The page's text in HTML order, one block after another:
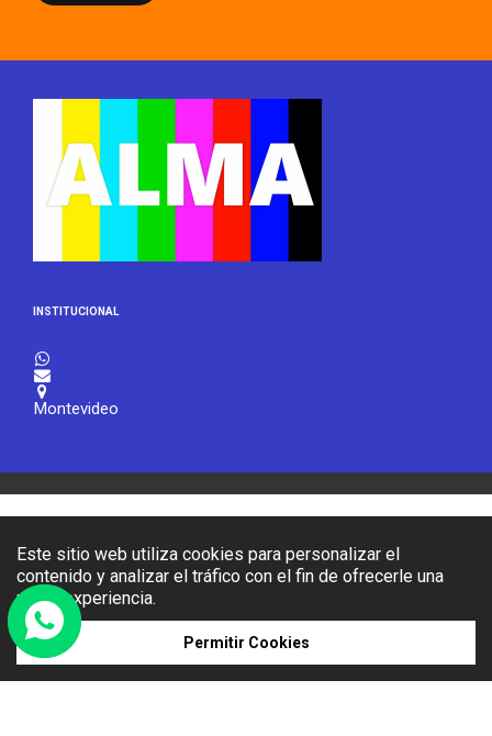
INSTITUCIONAL



Montevideo
Este sitio web utiliza cookies para personalizar el
contenido y analizar el tráfico con el fin de ofrecerle una
mejor experiencia.
Permitir Cookies